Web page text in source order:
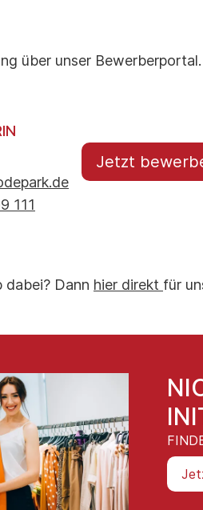
über unser Bewerberportal.
111
Jetzt
dabei? Dann hier direkt für